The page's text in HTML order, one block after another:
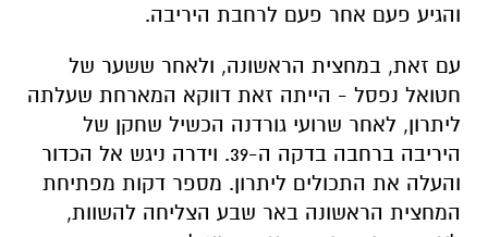
ליתרון, לאחר שרועי גורדנה הכשיל שחקן של
והעלה את התכולים ליתרון. מספר דקות מפתיחת
המחצית הראשונה באר שבע הצליחה להשוות,
הכדור פגע בשחקן הגנה של בולסלאב, הטעה את
השוער ונכנס פנימה. קוז'וך הכניס בהמשך המחצית
את קאנגווה, שושנאצ'ב ואמיר גאנח, אבל גם הם